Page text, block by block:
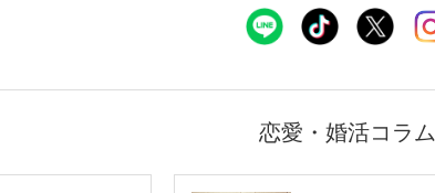
恋愛・婚活コラム